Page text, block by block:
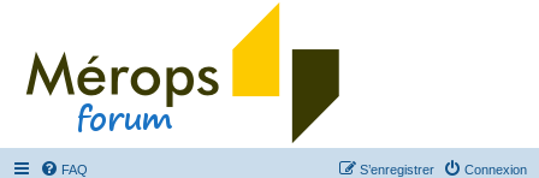
FAQ Connexion
S’enregistrer